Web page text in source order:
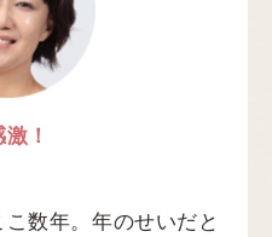
！
数年。年のせいだと